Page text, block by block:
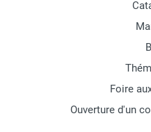
Foire
Ouverture d'un